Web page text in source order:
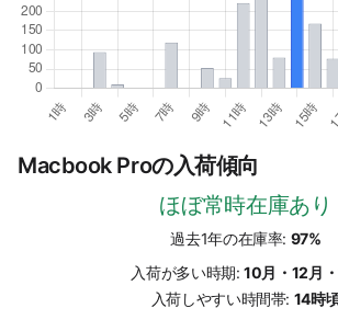
Macbook Proの入荷傾向
ほぼ常時在庫あり
過去1年の在庫率: 97%
入荷が多い時期:10月・12月
入荷しやすい時間帯: 14時